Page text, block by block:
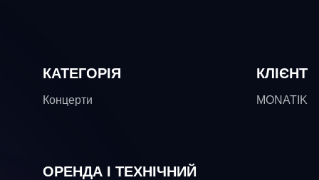
КАТЕГОРІЯ КЛІЄНТ
Концерти MONATIK
ОРЕНДА І ТЕХНІЧНИЙ